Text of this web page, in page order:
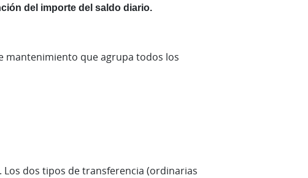
del importe del saldo diario.
mantenimiento que agrupa todos los
dos tipos de transferencia (ordinarias